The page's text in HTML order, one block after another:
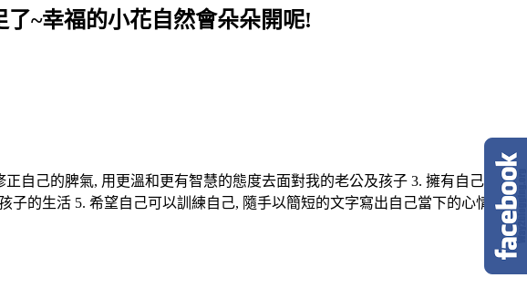
~幸福的小花自然會朵朵開呢!
自己的脾氣, 用更溫和更有智慧的態度去面對我的老公及孩子 3. 擁有自己的事
的生活 5. 希望自己可以訓練自己, 隨手以簡短的文字寫出自己當下的心情及體